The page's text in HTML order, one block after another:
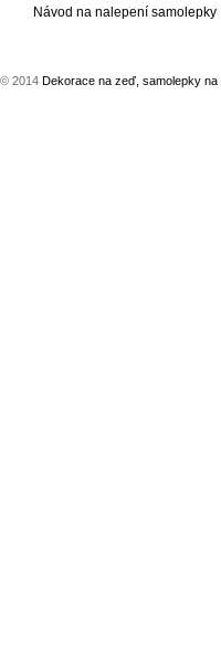
Návod na nalepení samolepky
© 2014 Dekorace na zeď, samolepky